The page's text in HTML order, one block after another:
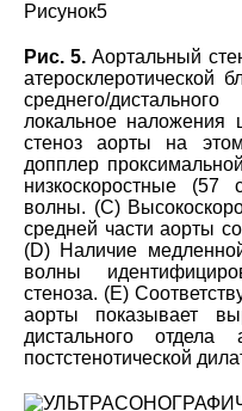
Рис. 5. Аортальный
атеросклеротической
среднего/
локальное наложения
стеноз аорты на
допплер
низкоскоростные
волны. (C)
средней части аорты
(D) Наличие
волны
стеноза. (Е)
аорты показывает
дистального
постстенотической